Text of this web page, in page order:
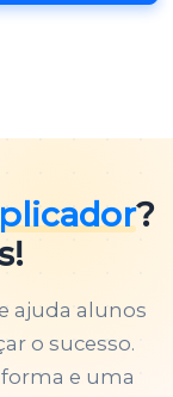
?
ajuda alunos
o sucesso.
e uma